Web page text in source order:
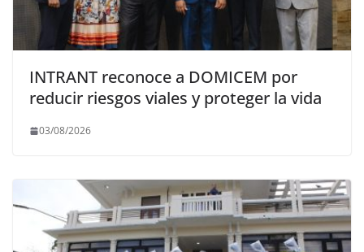
INTRANT reconoce a DOMICEM por
reducir riesgos viales y proteger la vida
03/08/2026